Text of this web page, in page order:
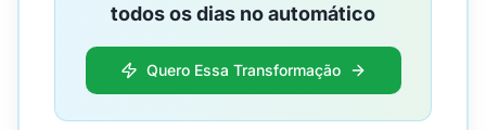
todos os dias no automático
Quero Essa Transformação